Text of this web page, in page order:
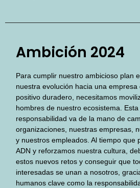
Ambición 2024
Para cumplir nuestro ambicioso plan
nuestra evolución hacia una empresa
positivo duradero, necesitamos
hombres de nuestro ecosistema.
responsabilidad va de la mano de
organizaciones, nuestras empresas,
y nuestros empleados. Al tiempo que
ADN y reforzamos nuestra cultura,
estos nuevos retos y conseguir que
interesadas se unan a nosotros,
humanos clave como la